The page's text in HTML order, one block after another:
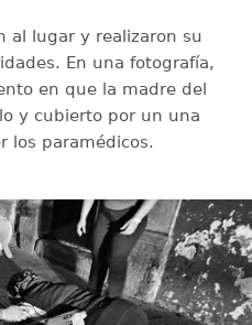
al lugar y realizaron su
En una fotografía,
en que la madre del
y cubierto por un una
los paramédicos.